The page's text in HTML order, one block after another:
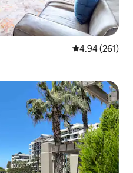
Penarafan
4.94 (261)